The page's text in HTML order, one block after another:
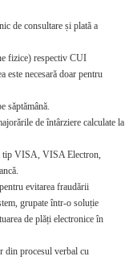
de consultare și plată a
fizice) respectiv CUI
este necesară doar pentru
săptămână.
de întârziere calculate la
tip VISA, VISA Electron,
evitarea fraudării
grupate într-o soluție
de plăți electronice în
din procesul verbal cu